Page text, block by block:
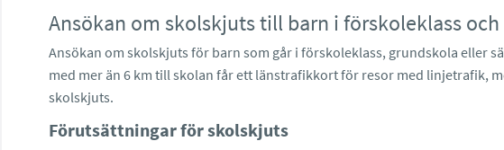
Ansökan om skolskjuts till barn i förskoleklass
Ansökan om skolskjuts för barn som går i förskoleklass, grundskola eller
med mer än 6 km till skolan får ett länstrafikkort för resor med linjetrafik,
skolskjuts.
Förutsättningar för skolskjuts